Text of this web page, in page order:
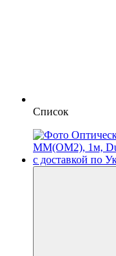
Список